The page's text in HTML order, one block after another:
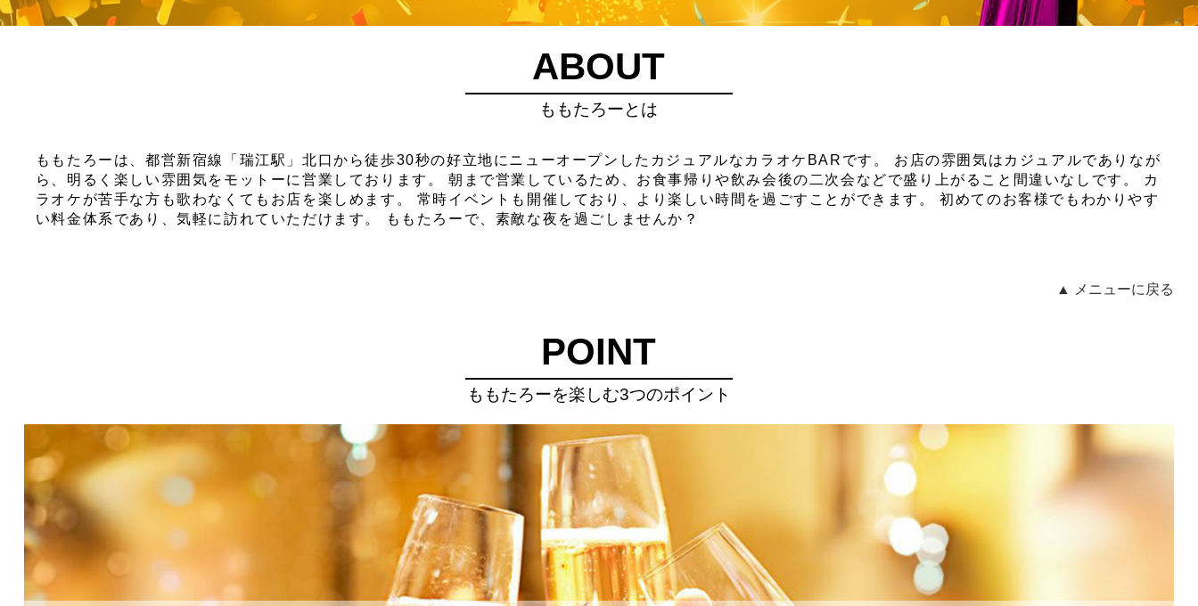
ABOUT
ももたろーとは
ももたろーは、都営新宿線「瑞江駅」北口から徒歩30秒の好立地にニューオープンしたカジュアルなカラオケBARです。 お店の雰囲気はカジュアルでありなが
ら、明るく楽しい雰囲気をモットーに営業しております。 朝まで営業しているため、お食事帰りや飲み会後の二次会などで盛り上がること間違いなしです。 カ
ラオケが苦手な方も歌わなくてもお店を楽しめます。 常時イベントも開催しており、より楽しい時間を過ごすことができます。 初めてのお客様でもわかりやす
い料金体系であり、気軽に訪れていただけます。 ももたろーで、素敵な夜を過ごしませんか？
▲ メニューに戻る
POINT
ももたろーを楽しむ3つのポイント